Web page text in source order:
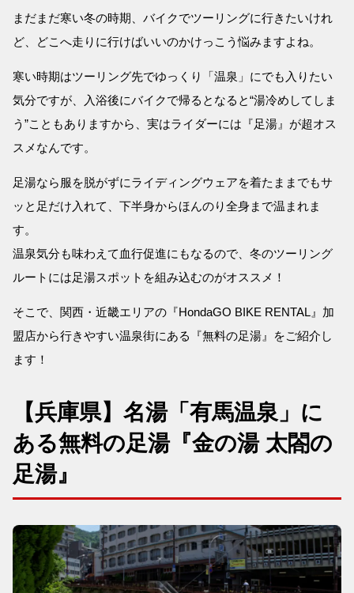
まだまだ寒い冬の時期、バイクでツーリングに行きたいけれ
ど、どこへ走りに行けばいいのかけっこう悩みますよね。
寒い時期はツーリング先でゆっくり「温泉」にでも入りたい
気分ですが、入浴後にバイクで帰るとなると“湯冷めしてしま
う”こともありますから、実はライダーには『足湯』が超オス
スメなんです。
足湯なら服を脱がずにライディングウェアを着たままでもサ
ッと足だけ入れて、下半身からほんのり全身まで温まれま
す。
温泉気分も味わえて血行促進にもなるので、冬のツーリング
ルートには足湯スポットを組み込むのがオススメ！
そこで、関西・近畿エリアの『HondaGO BIKE RENTAL』加
盟店から行きやすい温泉街にある『無料の足湯』をご紹介し
ます！
【兵庫県】名湯「有馬温泉」に
ある無料の足湯『金の湯 太閤の
足湯』